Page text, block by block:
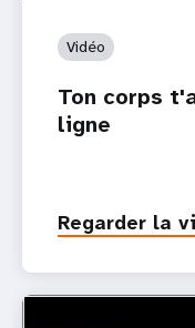
Vidéo
Ton corps
ligne
Regarder la